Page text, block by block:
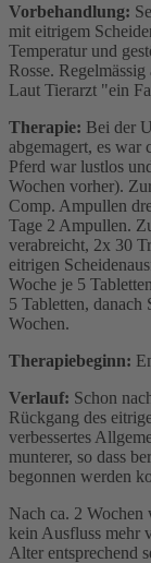
Vorbehandlung:
mit eitrigem
Temperatur und
Rosse.
Laut Tierarzt "ein
Therapie: Bei der
abgemagert, es war
Pferd war lustlos
Wochen vorher).
Comp. Ampullen
Tage 2 Ampullen.
verabreicht, 2x 30
eitrigen
Woche je 5
5 Tabletten,
Wochen.
Therapiebeginn:
Verlauf: Schon
Rückgang des
verbessertes
munterer, so dass
begonnen werden
Nach ca. 2 Wochen
kein Ausfluss mehr
Alter entsprechend